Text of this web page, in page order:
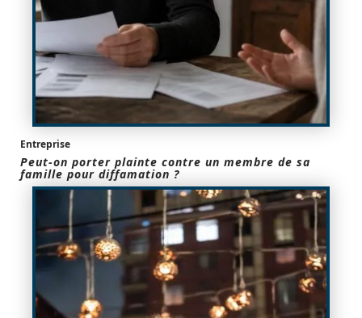
Entreprise
Peut-on porter plainte contre un membre de sa
famille pour diffamation ?